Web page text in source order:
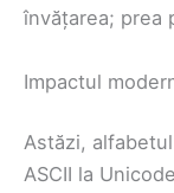
învățarea; prea
Impactul
Astăzi,
ASCII la